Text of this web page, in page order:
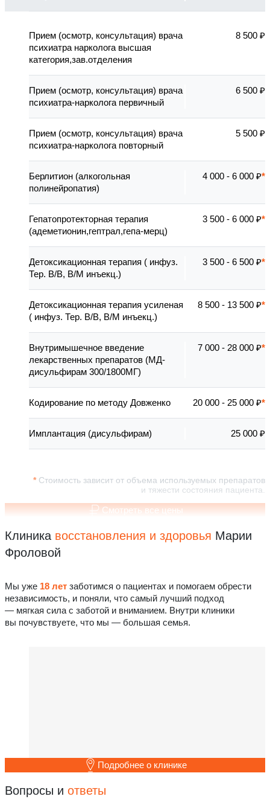
Стоимость зависит от объема используемых препаратов
и тяжести состояния пациента.
Прием (осмотр, консультация) врача
психиатра нарколога высшая
категория,зав.отделения
8 500 ₽
Прием (осмотр, консультация) врача
психиатра-нарколога первичный
6 500 ₽
Прием (осмотр, консультация) врача
психиатра-нарколога повторный
5 500 ₽
Берлитион (алкогольная
полинейропатия)
4 000 - 6 000 ₽
Гепатопротекторная терапия
(адеметионин,гептрал,гепа-мерц)
3 500 - 6 000 ₽
Детоксикационная терапия ( инфуз.
Тер. В/В, В/М инъекц.)
3 500 - 6 500 ₽
Детоксикационная терапия усиленая
( инфуз. Тер. В/В, В/М инъекц.)
8 500 - 13 500 ₽
Внутримышечное введение
лекарственных препаратов (МД-
дисульфирам 300/1800МГ)
7 000 - 28 000 ₽
Кодирование по методу Довженко 20 000 - 25 000 ₽
Имплантация (дисульфирам) 25 000 ₽
Смотреть все цены
Клиника восстановления и здоровья Марии
Фроловой
Мы уже 18 лет заботимся о пациентах и помогаем обрести
независимость, и поняли, что самый лучший подход
— мягкая сила с заботой и вниманием. Внутри клиники
вы почувствуете, что мы — большая семья.
Подробнее о клинике
Вопросы и ответы